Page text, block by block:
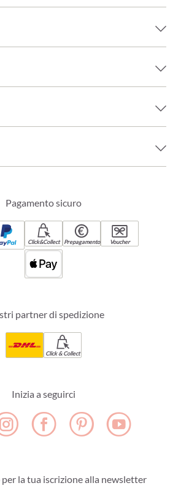
Pagamento sicuro
Click&Collect Prepagamento Voucher
partner di spedizione
Click & Collect
Inizia a seguirci
per la tua iscrizione alla newsletter